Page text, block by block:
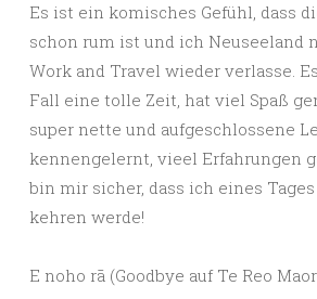
Es ist ein komisches Gefühl, dass
schon rum ist und ich Neuseeland
Work and Travel wieder verlasse.
Fall eine tolle Zeit, hat viel Spaß
super nette und aufgeschlossene
kennengelernt, vieel Erfahrungen
bin mir sicher, dass ich eines
kehren werde!
E noho rā (Goodbye auf Te Reo